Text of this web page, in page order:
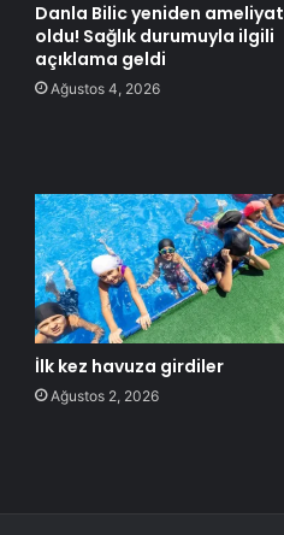
Danla Bilic yeniden ameliyat
oldu! Sağlık durumuyla ilgili
açıklama geldi
Ağustos 4, 2026
İlk kez havuza girdiler
Ağustos 2, 2026